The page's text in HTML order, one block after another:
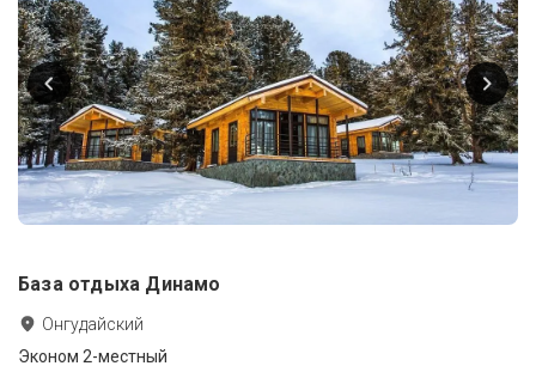
База отдыха Динамо
Онгудайский
Эконом 2-местный